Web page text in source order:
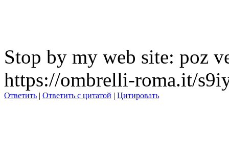
Stop by my web site: poz
https://ombrelli-roma.it/
Ответить | Ответить с цитатой | Цитировать